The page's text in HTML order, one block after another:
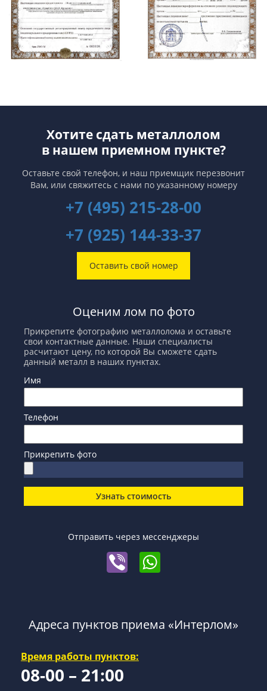
Хотите сдать металлолом
в нашем приемном пункте?
Оставьте свой телефон, и наш приемщик перезвонит
Вам, или свяжитесь с нами по указанному номеру
+7 (495) 215-28-00
+7 (925) 144-33-37
Оставить свой номер
Оценим лом по фото
Прикрепите фотографию металлолома и оставьте
свои контактные данные. Наши специалисты
расчитают цену, по которой Вы сможете сдать
данный металл в наших пунктах.
Имя
Телефон
Прикрепить фото
Узнать стоимость
Отправить через мессенджеры
Адреса пунктов приема «Интерлом»
Время работы пунктов:
08-00 – 21:00